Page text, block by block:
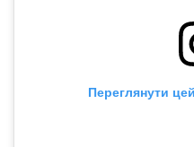
Переглянути